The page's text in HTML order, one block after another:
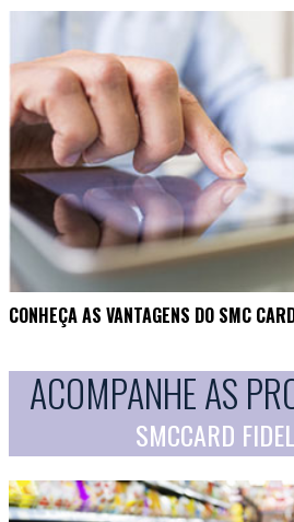
CONHEÇA AS VANTAGENS DO SMC
ACOMPANHE AS
SMCCARD